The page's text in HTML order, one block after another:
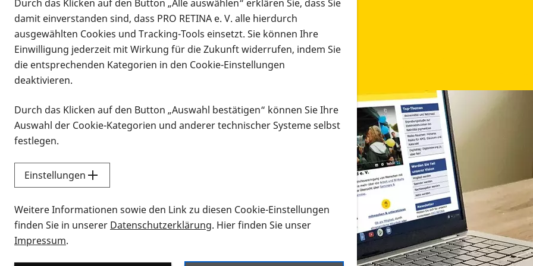
Infomaterial
Infomaterial
Vorlesen
Alle Infomaterialien in verschiedenen Formaten an
Sie möchten wissen, wie Sie nach Infonmaterial suchen und dieses bestellen bzw. herunterladen
Durch das Klicken auf den Button „Alle auswählen“ erklären Sie, dass Sie
damit einverstanden sind, dass PRO RETINA e. V. alle hierdurch
ausgewählten Cookies und Tracking-Tools einsetzt. Sie können Ihre
Einwilligung jederzeit mit Wirkung für die Zukunft widerrufen, indem Sie
die entsprechenden Kategorien in den Cookie-Einstellungen
deaktivieren.
Durch das Klicken auf den Button „Auswahl bestätigen“ können Sie Ihre
Auswahl der Cookie-Kategorien und anderer technischer Systeme selbst
festlegen.
Einstellungen
Weitere Informationen sowie den Link zu diesen Cookie-Einstellungen
finden Sie in unserer Datenschutzerklärung. Hier finden Sie unser
Impressum.